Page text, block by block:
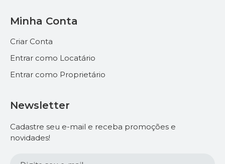
Minha Conta
Criar Conta
Entrar como Locatário
Entrar como Proprietário
Newsletter
Cadastre seu e-mail e receba promoções e
novidades!